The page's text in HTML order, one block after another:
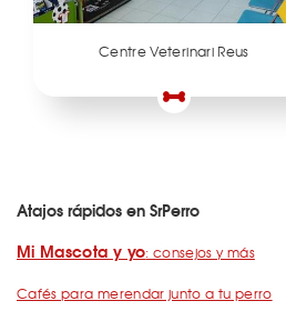
Centre Veterinari Reus
Atajos rápidos en SrPerro
Mi Mascota y yo: consejos y más
Cafés para merendar junto a tu perro